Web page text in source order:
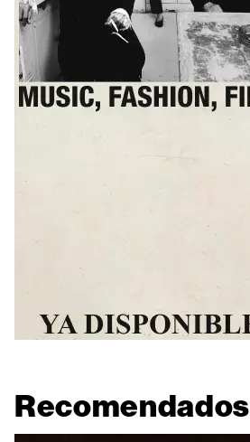
Recomendados